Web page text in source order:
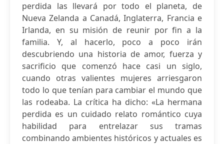
perdida las llevará por todo el planeta, de
Nueva Zelanda a Canadá, Inglaterra, Francia e
Irlanda, en su misión de reunir por fin a la
familia. Y, al hacerlo, poco a poco irán
descubriendo una historia de amor, fuerza y
sacrificio que comenzó hace casi un siglo,
cuando otras valientes mujeres arriesgaron
todo lo que tenían para cambiar el mundo que
las rodeaba. La crítica ha dicho: «La hermana
perdida es un cuidado relato romántico cuya
habilidad para entrelazar sus tramas
combinando ambientes históricos y actuales es